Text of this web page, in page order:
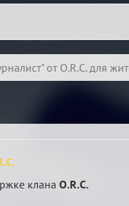
от O.R.C. для
кланаO.R.C.